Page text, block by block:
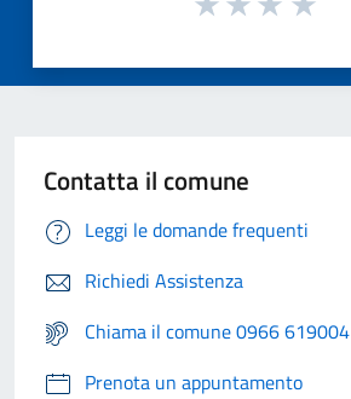
Contatta il comune
Leggi le domande frequenti
Richiedi Assistenza
Chiama il comune 0966 619004
Prenota un appuntamento